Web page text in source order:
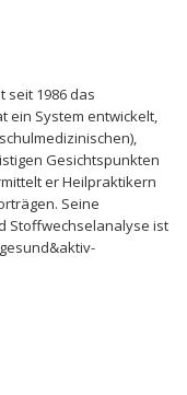
seit 1986 das
ein System entwickelt,
Gesichtspunkten
er Heilpraktikern
Seine
Stoffwechselanalyse ist